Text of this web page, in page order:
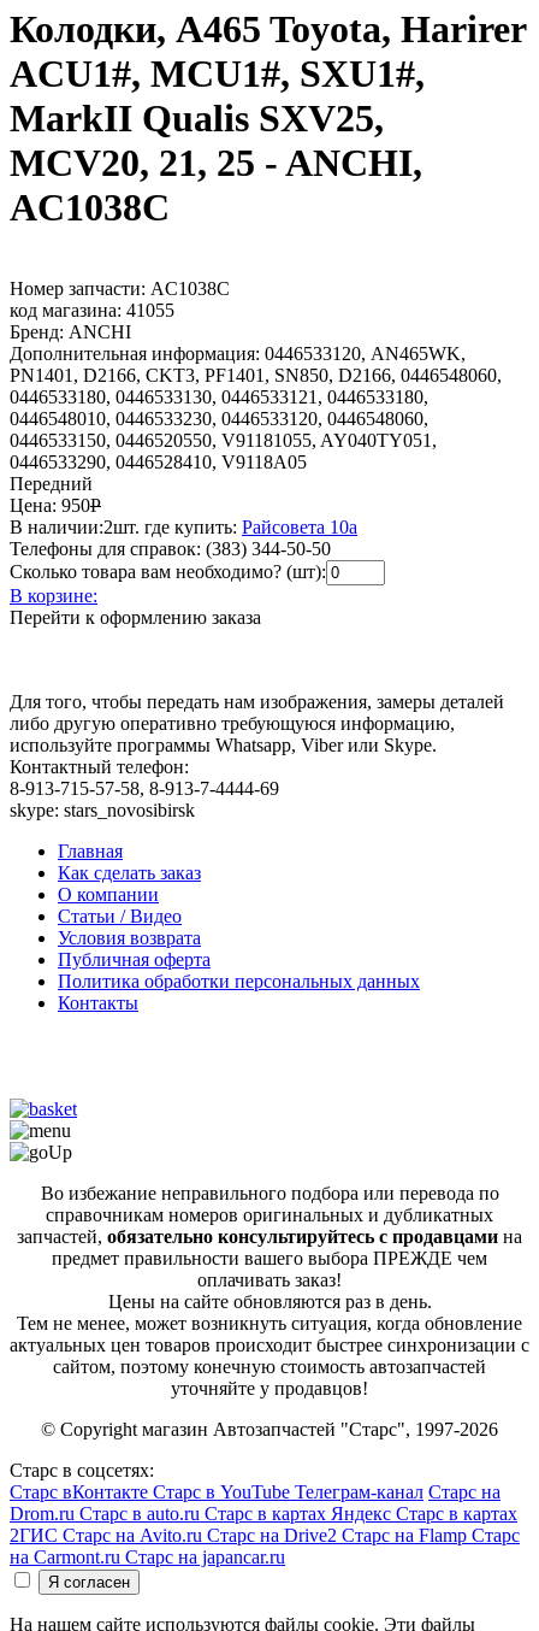
Колодки, A465 Toyota, Harirer
ACU1#, MCU1#, SXU1#,
MarkII Qualis SXV25,
MCV20, 21, 25 - ANCHI,
AC1038C
Номер запчасти: AC1038C
код магазина: 41055
Бренд: ANCHI
Дополнительная информация: 0446533120, AN465WK,
PN1401, D2166, CKT3, PF1401, SN850, D2166, 0446548060,
0446533180, 0446533130, 0446533121, 0446533180,
0446548010, 0446533230, 0446533120, 0446548060,
0446533150, 0446520550, V91181055, AY040TY051,
0446533290, 0446528410, V9118A05
Передний
Цена: 950Р
В наличии:2шт. где купить: Райсовета 10а
Телефоны для справок: (383) 344-50-50
Сколько товара вам необходимо? (шт):
В корзине:
Перейти к оформлению заказа
Для того, чтобы передать нам изображения, замеры деталей
либо другую оперативно требующуюся информацию,
используйте программы Whatsapp, Viber или Skype.
Контактный телефон:
8-913-715-57-58, 8-913-7-4444-69
skype: stars_novosibirsk
Главная
Как сделать заказ
О компании
Статьи / Видео
Условия возврата
Публичная оферта
Политика обработки персональных данных
Контакты
Во избежание неправильного подбора или перевода по
справочникам номеров оригинальных и дубликатных
запчастей, обязательно консультируйтесь с продавцами на
предмет правильности вашего выбора ПРЕЖДЕ чем
оплачивать заказ!
Цены на сайте обновляются раз в день.
Тем не менее, может возникнуть ситуация, когда обновление
актуальных цен товаров происходит быстрее синхронизации с
сайтом, поэтому конечную стоимость автозапчастей
уточняйте у продавцов!
© Copyright магазин Автозапчастей "Старс", 1997-2026
Старс в соцсетях:
Старс вКонтакте Старс в YouTube Телеграм-канал Старс на
Drom.ru Старс в auto.ru Старс в картах Яндекс Старс в картах
2ГИС Старс на Avito.ru Старс на Drive2 Старс на Flamp Старс
на Carmont.ru Старс на japancar.ru
На нашем сайте используются файлы cookie. Эти файлы